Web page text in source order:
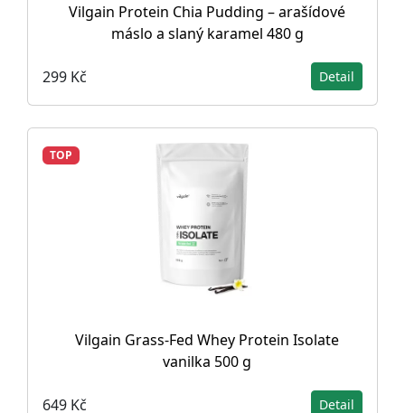
Vilgain Protein Chia Pudding – arašídové
máslo a slaný karamel 480 g
299 Kč Detail
TOP
Vilgain Grass-Fed Whey Protein Isolate
vanilka 500 g
649 Kč Detail